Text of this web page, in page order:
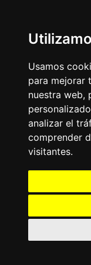
Usamos
para mejorar
nuestra web,
analizar el
comprender
visitantes.